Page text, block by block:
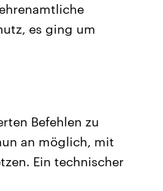
es ging um
Befehlen zu
an möglich, mit
Ein technischer